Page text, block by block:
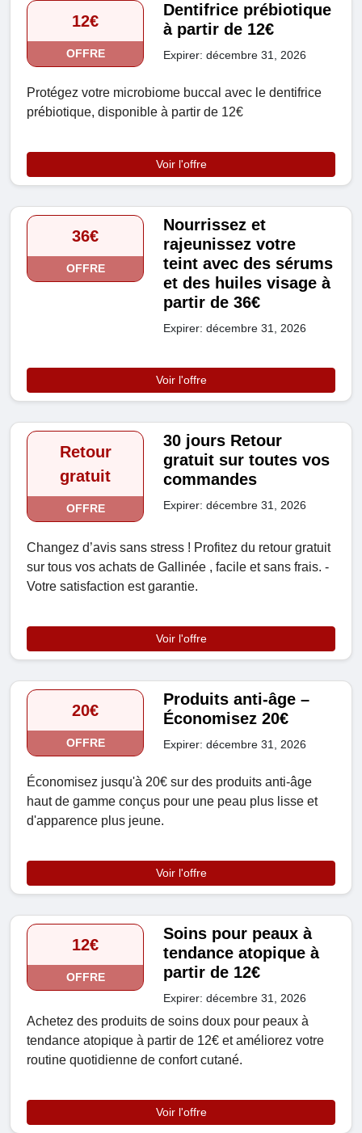
12€
OFFRE
Dentifrice prébiotique
à partir de 12€
Expirer: décembre 31, 2026
Protégez votre microbiome buccal avec le dentifrice
prébiotique, disponible à partir de 12€
Voir l'offre
36€
OFFRE
Nourrissez et
rajeunissez votre
teint avec des sérums
et des huiles visage à
partir de 36€
Expirer: décembre 31, 2026
Voir l'offre
Retour
gratuit
OFFRE
30 jours Retour
gratuit sur toutes vos
commandes
Expirer: décembre 31, 2026
Changez d’avis sans stress ! Profitez du retour gratuit
sur tous vos achats de Gallinée , facile et sans frais. -
Votre satisfaction est garantie.
Voir l'offre
20€
OFFRE
Produits anti-âge –
Économisez 20€
Expirer: décembre 31, 2026
Économisez jusqu'à 20€ sur des produits anti-âge
haut de gamme conçus pour une peau plus lisse et
d'apparence plus jeune.
Voir l'offre
12€
OFFRE
Soins pour peaux à
tendance atopique à
partir de 12€
Expirer: décembre 31, 2026
Achetez des produits de soins doux pour peaux à
tendance atopique à partir de 12€ et améliorez votre
routine quotidienne de confort cutané.
Voir l'offre